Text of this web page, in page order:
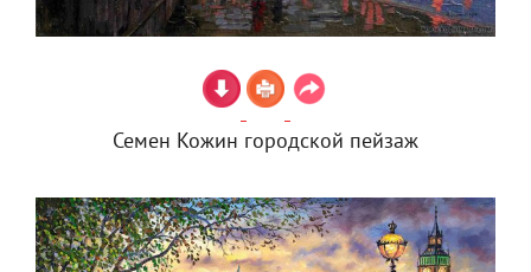
Семен Кожин городской пейзаж